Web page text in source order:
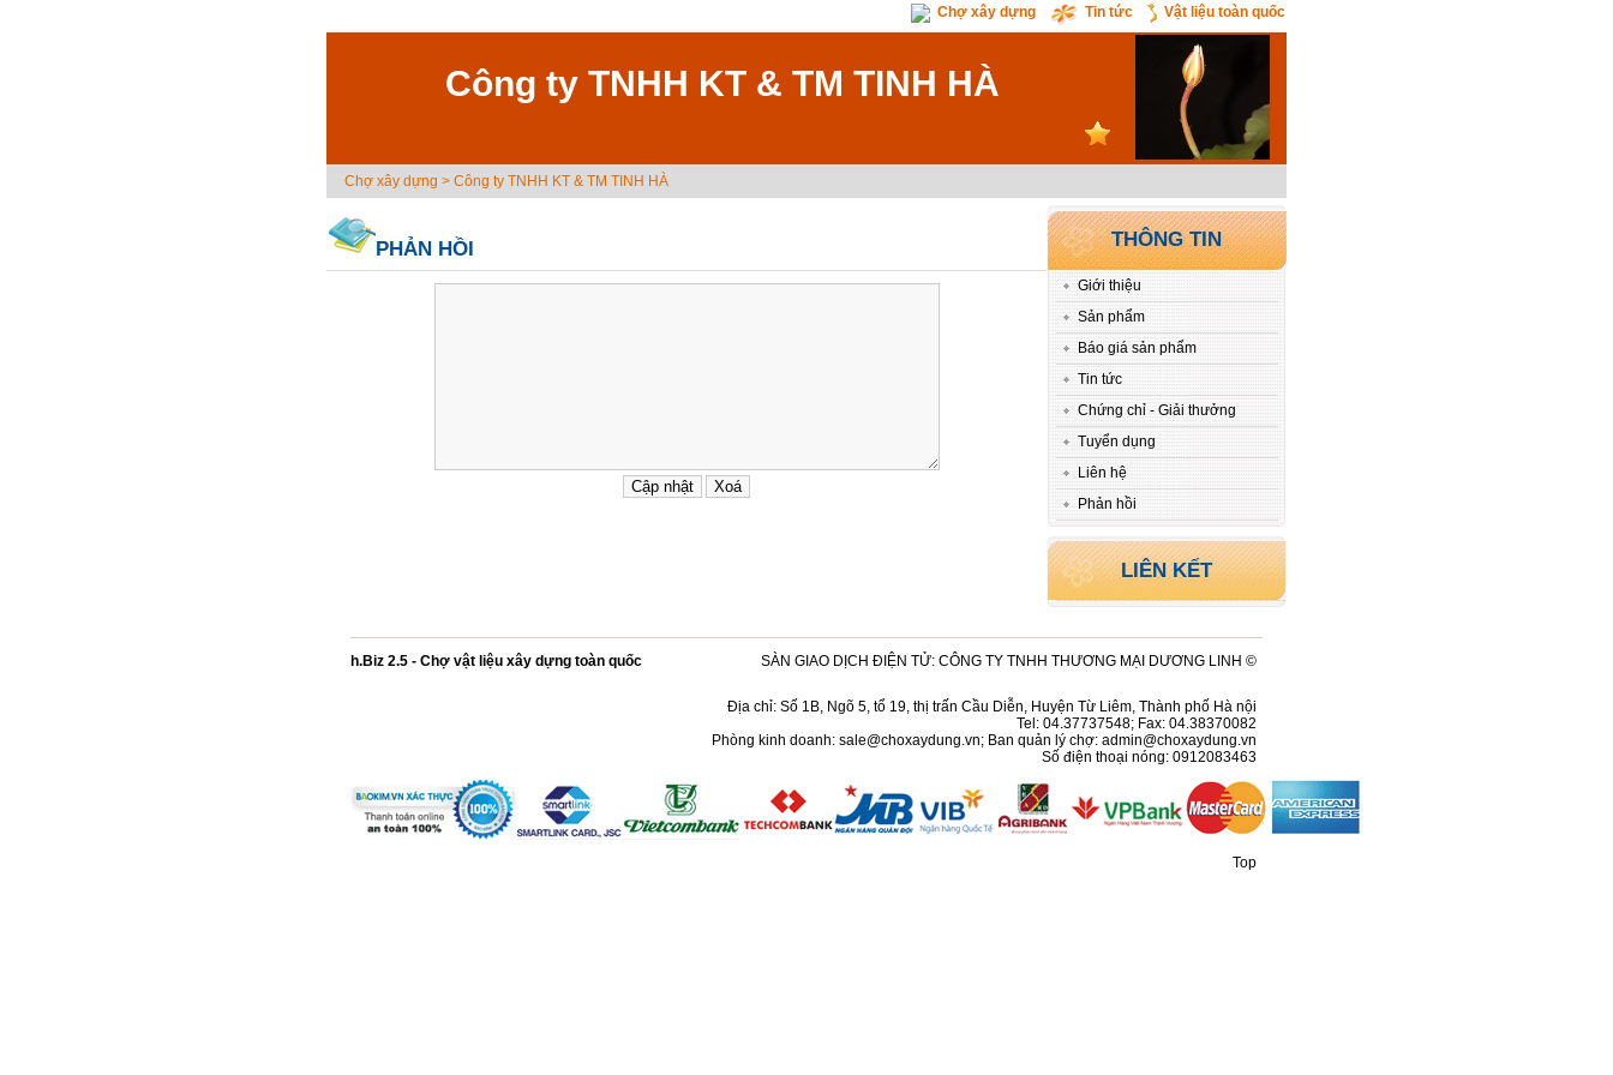
Vật liệu toàn quốc
Tin tức
Chợ xây dựng
Công ty TNHH KT & TM TINH HÀ
Chợ xây dựng > Công ty TNHH KT & TM TINH HÀ
PHẢN HỒI THÔNG TIN
Giới thiệu
Sản phẩm
Báo giá sản phẩm
Tin tức
Chứng chỉ - Giải thưởng
Tuyển dụng
Liên hệ
Phản hồi
LIÊN KẾT
h.Biz 2.5 - Chợ vật liệu xây dựng toàn quốc SÀN GIAO DỊCH ĐIỆN TỬ: CÔNG TY TNHH THƯƠNG MẠI DƯƠNG LINH ©
Địa chỉ: Số 1B, Ngõ 5, tổ 19, thị trấn Cầu Diễn, Huyện Từ Liêm, Thành phố Hà nội
Tel: 04.37737548; Fax: 04.38370082
Phòng kinh doanh: sale@choxaydung.vn; Ban quản lý chợ: admin@choxaydung.vn
Số điện thoại nóng: 0912083463
Top